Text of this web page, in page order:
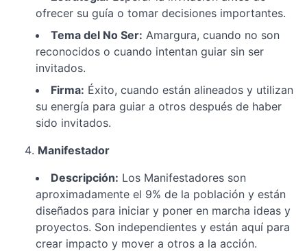
ofrecer su guía o tomar decisiones importantes.
Tema del No Ser: Amargura, cuando no son
reconocidos o cuando intentan guiar sin ser
invitados.
Firma: Éxito, cuando están alineados y utilizan
su energía para guiar a otros después de haber
sido invitados.
Manifestador
Descripción: Los Manifestadores son
aproximadamente el 9% de la población y están
diseñados para iniciar y poner en marcha ideas y
proyectos. Son independientes y están aquí para
crear impacto y mover a otros a la acción.